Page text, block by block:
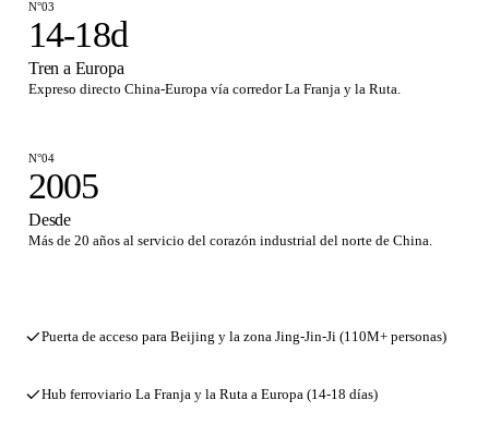
N°03
14-18d
Tren a Europa
Expreso directo China-Europa vía corredor La Franja y la Ruta.
N°04
2005
Desde
Más de 20 años al servicio del corazón industrial del norte de China.
Puerta de acceso para Beijing y la zona Jing-Jin-Ji (110M+ personas)
Hub ferroviario La Franja y la Ruta a Europa (14-18 días)